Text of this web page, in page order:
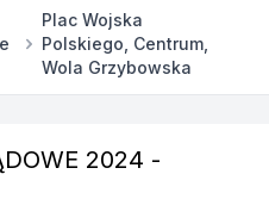
Plac Wojska
Polskiego, Centrum,
Wola Grzybowska
2024 -